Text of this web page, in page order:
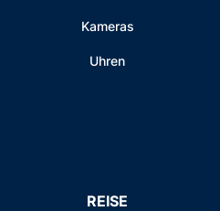
Kameras
Uhren
REISE